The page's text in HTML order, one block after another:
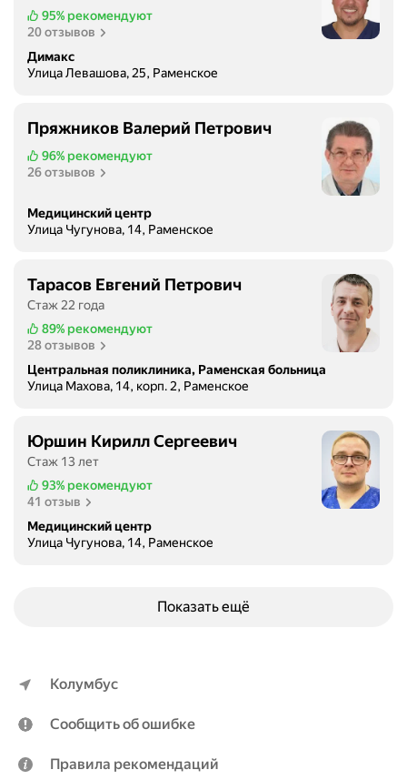
95% рекомендуют
20 отзывов
Димакс
Улица Левашова, 25, Раменское
Пряжников Валерий Петрович
96% рекомендуют
26 отзывов
Медицинский центр
Улица Чугунова, 14, Раменское
Тарасов Евгений Петрович
Стаж 22 года
89% рекомендуют
28 отзывов
Центральная поликлиника, Раменская больница
Улица Махова, 14, корп. 2, Раменское
Юршин Кирилл Сергеевич
Стаж 13 лет
93% рекомендуют
41 отзыв
Медицинский центр
Улица Чугунова, 14, Раменское
Показать ещё
Колумбус
Сообщить об ошибке
Правила рекомендаций